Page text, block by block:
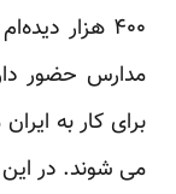
مدارس حضور
برای کار به
می شوند. در